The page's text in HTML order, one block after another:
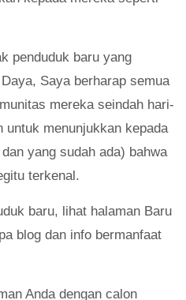
penduduk baru yang
Saya berharap semua
mereka seindah hari-
menunjukkan kepada
yang sudah ada) bahwa
terkenal.
baru, lihat halaman Baru
blog dan info bermanfaat
Anda dengan calon